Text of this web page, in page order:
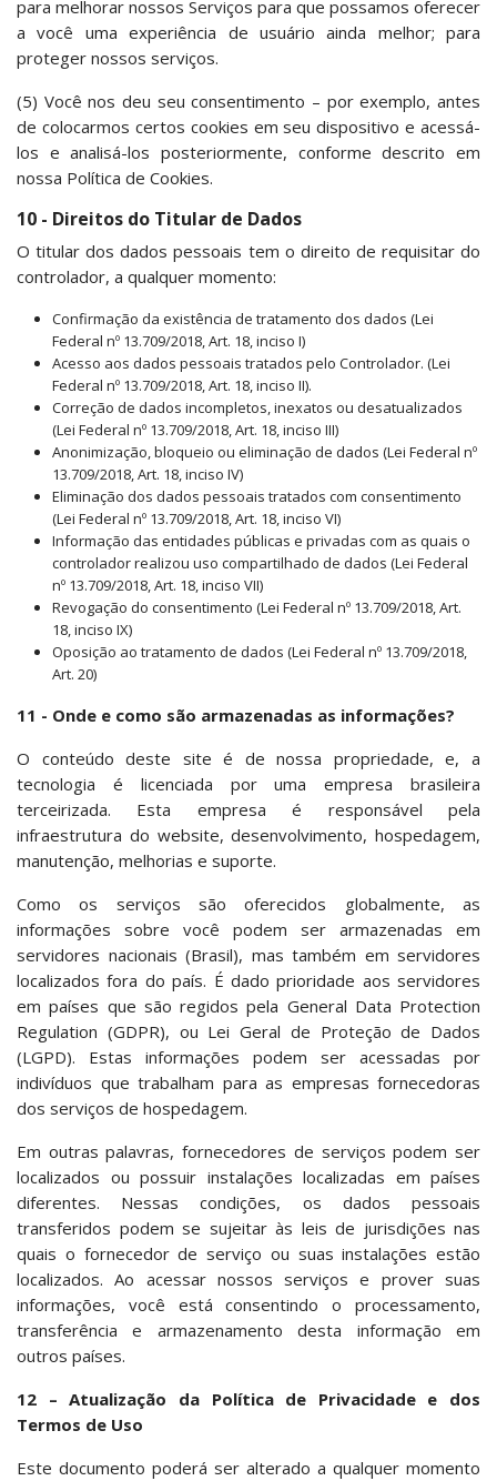
para melhorar nossos Serviços para que possamos oferecer
a você uma experiência de usuário ainda melhor; para
proteger nossos serviços.
(5) Você nos deu seu consentimento – por exemplo, antes
de colocarmos certos cookies em seu dispositivo e acessá-
los e analisá-los posteriormente, conforme descrito em
nossa Política de Cookies.
10 - Direitos do Titular de Dados
O titular dos dados pessoais tem o direito de requisitar do
controlador, a qualquer momento:
Confirmação da existência de tratamento dos dados (Lei
Federal nº 13.709/2018, Art. 18, inciso I)
Acesso aos dados pessoais tratados pelo Controlador. (Lei
Federal nº 13.709/2018, Art. 18, inciso II).
Correção de dados incompletos, inexatos ou desatualizados
(Lei Federal nº 13.709/2018, Art. 18, inciso III)
Anonimização, bloqueio ou eliminação de dados (Lei Federal nº
13.709/2018, Art. 18, inciso IV)
Eliminação dos dados pessoais tratados com consentimento
(Lei Federal nº 13.709/2018, Art. 18, inciso VI)
Informação das entidades públicas e privadas com as quais o
controlador realizou uso compartilhado de dados (Lei Federal
nº 13.709/2018, Art. 18, inciso VII)
Revogação do consentimento (Lei Federal nº 13.709/2018, Art.
18, inciso IX)
Oposição ao tratamento de dados (Lei Federal nº 13.709/2018,
Art. 20)
11 - Onde e como são armazenadas as informações?
O conteúdo deste site é de nossa propriedade, e, a
tecnologia é licenciada por uma empresa brasileira
terceirizada. Esta empresa é responsável pela
infraestrutura do website, desenvolvimento, hospedagem,
manutenção, melhorias e suporte.
Como os serviços são oferecidos globalmente, as
informações sobre você podem ser armazenadas em
servidores nacionais (Brasil), mas também em servidores
localizados fora do país. É dado prioridade aos servidores
em países que são regidos pela General Data Protection
Regulation (GDPR), ou Lei Geral de Proteção de Dados
(LGPD). Estas informações podem ser acessadas por
indivíduos que trabalham para as empresas fornecedoras
dos serviços de hospedagem.
Em outras palavras, fornecedores de serviços podem ser
localizados ou possuir instalações localizadas em países
diferentes. Nessas condições, os dados pessoais
transferidos podem se sujeitar às leis de jurisdições nas
quais o fornecedor de serviço ou suas instalações estão
localizados. Ao acessar nossos serviços e prover suas
informações, você está consentindo o processamento,
transferência e armazenamento desta informação em
outros países.
12 – Atualização da Política de Privacidade e dos
Termos de Uso
Este documento poderá ser alterado a qualquer momento